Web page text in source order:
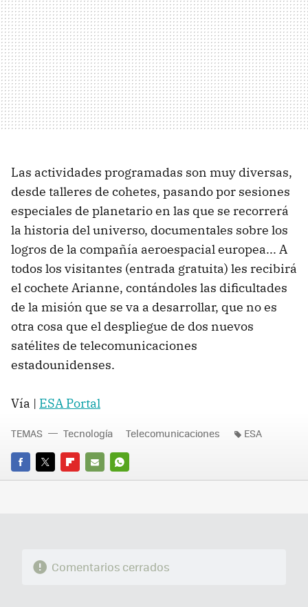
Las actividades programadas son muy diversas,
desde talleres de cohetes, pasando por sesiones
especiales de planetario en las que se recorrerá
la historia del universo, documentales sobre los
logros de la compañía aeroespacial europea... A
todos los visitantes (entrada gratuita) les recibirá
el cochete Arianne, contándoles las dificultades
de la misión que se va a desarrollar, que no es
otra cosa que el despliegue de dos nuevos
satélites de telecomunicaciones
estadounidenses.
Vía | ESA Portal
FACEBOOK
TWITTERFLIPBOARD
E-
WHATSAPP
TEMAS Tecnología Telecomunicaciones ESA
Comentarios cerrados